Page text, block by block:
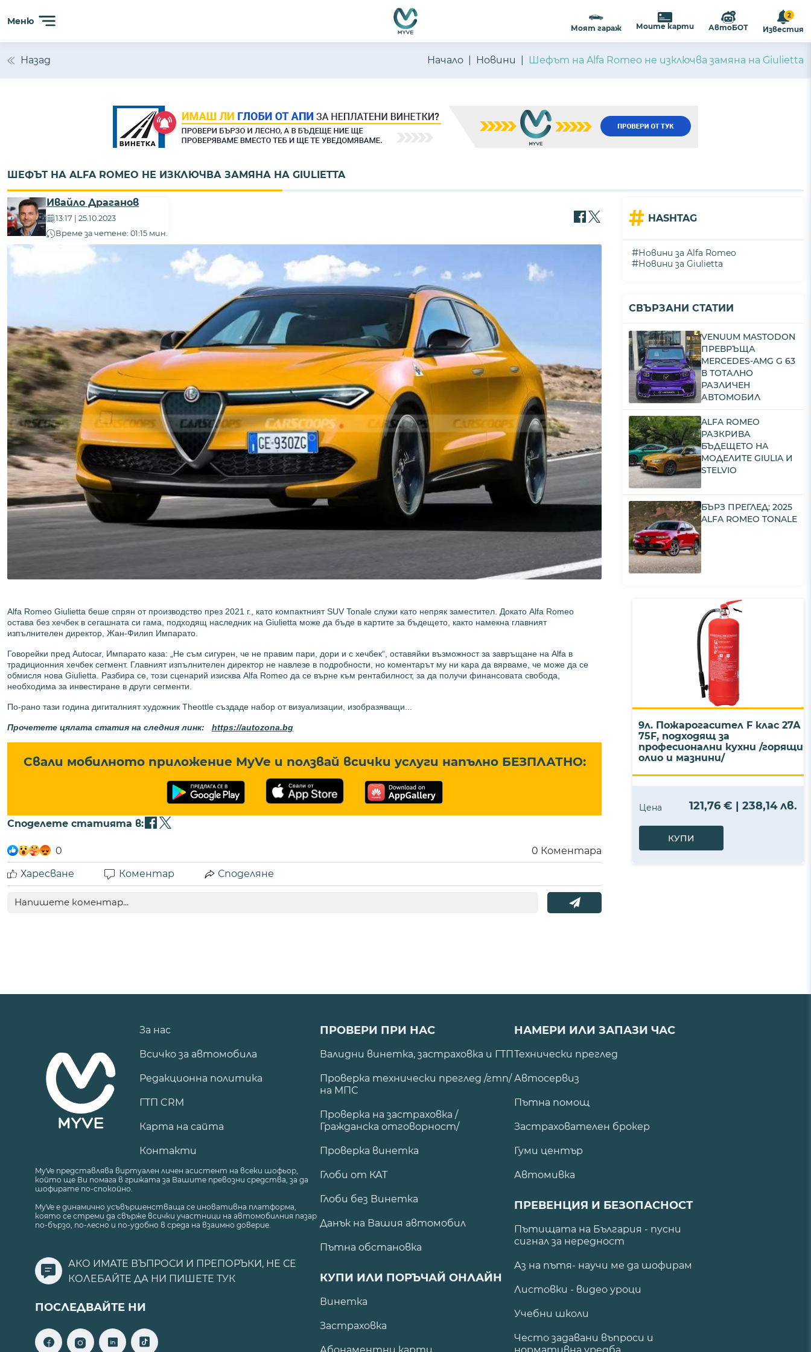
Меню
Моят гараж Моите карти АвтоБОТ
2
Известия
Назад Начало Новини Шефът на Alfa Romeo не изключва замяна на Giulietta
ШЕФЪТ НА ALFA ROMEO НЕ ИЗКЛЮЧВА ЗАМЯНА НА GIULIETTA
Ивайло Драганов
13:17 | 25.10.2023
Време за четене: 01:15 мин.
Alfa Romeo Giulietta беше спрян от производство през 2021 г., като компактният SUV Tonale служи като непряк заместител. Докато Alfa Romeo
остава без хечбек в сегашната си гама, подходящ наследник на Giulietta може да бъде в картите за бъдещето, както намекна главният
изпълнителен директор, Жан-Филип Импарато.
Говорейки пред Autocar, Импарато каза: „Не съм сигурен, че не правим пари, дори и с хечбек“, оставяйки възможност за завръщане на Alfa в
традиционния хечбек сегмент. Главният изпълнителен директор не навлезе в подробности, но коментарът му ни кара да вярваме, че може да се
обмисля нова Giulietta. Разбира се, този сценарий изисква Alfa Romeo да се върне към рентабилност, за да получи финансовата свобода,
необходима за инвестиране в други сегменти.
По-рано тази година дигиталният художник Theottle създаде набор от визуализации, изобразяващи...
Прочетете цялата статия на следния линк: https://autozona.bg
Свали мобилното приложение MyVe и ползвай всички услуги напълно БЕЗПЛАТНО:
Споделете статията в:
0 0 Коментара
Харесване
Коментар Споделяне
# HASHTAG
#Новини за Alfa Romeo
#Новини за Giulietta
СВЪРЗАНИ СТАТИИ
VENUUM MASTODON
ПРЕВРЪЩА
MERCEDES-AMG G 63
В ТОТАЛНО
РАЗЛИЧЕН
АВТОМОБИЛ
ALFA ROMEO
РАЗКРИВА
БЪДЕЩЕТО НА
МОДЕЛИТЕ GIULIA И
STELVIO
БЪРЗ ПРЕГЛЕД: 2025
ALFA ROMEO TONALE
9л. Пожарогасител F клас 27А
75F, подходящ за
професионални кухни /горящи
олио и мазнини/
Цена 121,76 € | 238,14 лв.
КУПИ
За нас
Всичко за автомобила
Редакционна политика
ГТП CRM
Карта на сайта
Контакти
MyVe представлява виртуален личен асистент на всеки шофьор,
който ще Ви помага в грижата за Вашите превозни средства, за да
шофирате по-спокойно.
MyVe е динамично усъвършенстваща се иновативна платформа,
която се стреми да свърже всички участници на автомобилния пазар
по-бързо, по-лесно и по-удобно в среда на взаимно доверие.
АКО ИМАТЕ ВЪПРОСИ И ПРЕПОРЪКИ, НЕ СЕ
КОЛЕБАЙТЕ ДА НИ ПИШЕТЕ ТУК
ПОСЛЕДВАЙТЕ НИ
ПРОВЕРИ ПРИ НАС
Валидни винетка, застраховка и ГТП
Проверка технически преглед /гтп/
на МПС
Проверка на застраховка /
Гражданска отговорност/
Проверка винетка
Глоби от КАТ
Глоби без Винетка
Данък на Вашия автомобил
Пътна обстановка
КУПИ ИЛИ ПОРЪЧАЙ ОНЛАЙН
Винетка
Застраховка
НАМЕРИ ИЛИ ЗАПАЗИ ЧАС
Технически преглед
Автосервиз
Пътна помощ
Застрахователен брокер
Гуми център
Автомивка
ПРЕВЕНЦИЯ И БЕЗОПАСНОСТ
Пътищата на България - пусни
сигнал за нередност
Аз на пътя- научи ме да шофирам
Листовки - видео уроци
Учебни школи
Често задавани въпроси и